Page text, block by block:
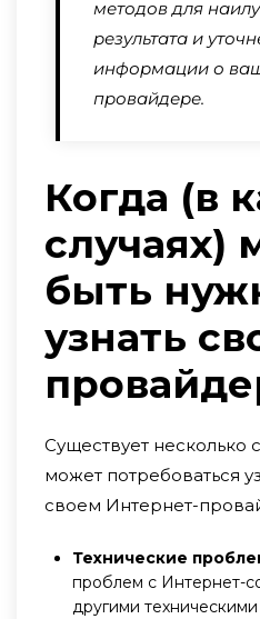
методов для
результата и
информации о
провайдере.
Когда (в
случаях)
быть
узнать
Существует несколько
может потребоваться
своем Интернет-
Технические
проблем с Интернет-
другими